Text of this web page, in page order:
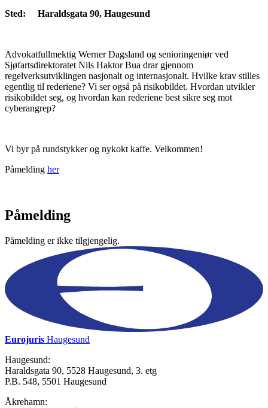
Sted: Haraldsgata 90, Haugesund
Advokatfullmektig Werner Dagsland og senioringeniør ved
Sjøfartsdirektoratet Nils Haktor Bua drar gjennom
regelverksutviklingen nasjonalt og internasjonalt. Hvilke krav stilles
egentlig til rederiene? Vi ser også på risikobildet. Hvordan utvikler
risikobildet seg, og hvordan kan rederiene best sikre seg mot
cyberangrep?
Vi byr på rundstykker og nykokt kaffe. Velkommen!
Påmelding her
Påmelding
Påmelding er ikke tilgjengelig.
Eurojuris Haugesund
Haugesund:
Haraldsgata 90, 5528 Haugesund, 3. etg
P.B. 548, 5501 Haugesund
Åkrehamn: